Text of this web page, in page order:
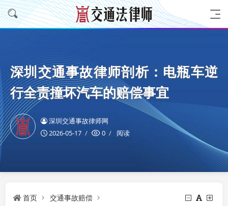
深圳交通事故律师剖析：电瓶车逆
行全责撞坏汽车的赔偿事宜
深圳交通事故律师网
2026-05-17
0 阅读
首页 交通事故赔偿